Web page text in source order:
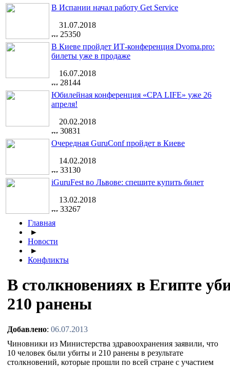
В Испании начал работу Get Service
31.07.2018
25350
В Киеве пройдет ИТ-конференция Dvoma.pro:
билеты уже в продаже
16.07.2018
28144
Юбилейная конференция «CPA LIFE» уже 26
апреля!
20.02.2018
30831
Очередная GuruConf пройдет в Киеве
14.02.2018
33130
iGuruFest во Львове: спешите купить билет
13.02.2018
33267
Главная
►
Новости
►
Конфликты
В столкновениях в Египте
210 ранены
Добавлено: 06.07.2013
Чиновники из Министерства здравоохранения заявили, что
10 человек были убиты и 210 ранены в результате
столкновений, которые прошли по всей стране с участием